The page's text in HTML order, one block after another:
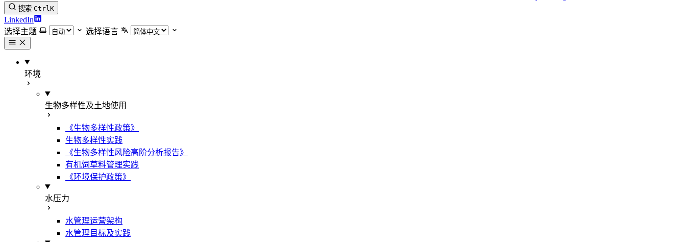
搜索 CtrlK
LinkedIn
选择主题
选择语言
环境
生物多样性及土地使用
《生物多样性政策》
生物多样性实践
《生物多样性风险高阶分析报告》
有机饲草料管理实践
《环境保护政策》
水压力
水管理运营架构
水管理目标及实践